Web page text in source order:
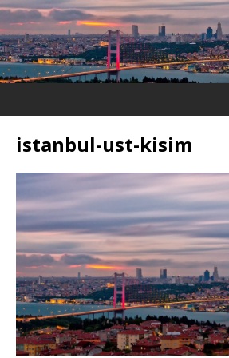
istanbul-ust-kisim